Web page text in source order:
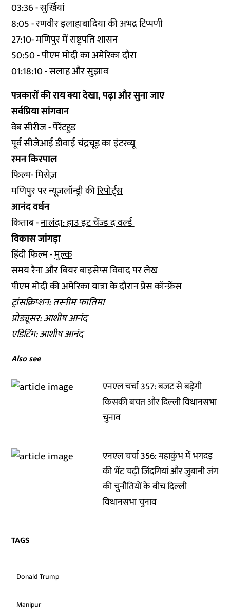
03:36 - सुर्खियां
8:05 - रणवीर इलाहाबादिया की अभद्र टिप्पणी
27:10- मणिपुर में राष्ट्रपति शासन
50:50 - पीएम मोदी का अमेरिका दौरा
01:18:10 - सलाह और सुझाव
पत्रकारों की राय क्या देखा, पढ़ा और सुना जाए
सर्वप्रिया सांगवान
वेब सीरीज -पेरेंटहुड
पूर्व सीजेआई डीवाई चंद्रचूड़ काइंटरव्यू
रमन किरपाल
फिल्म-मिसेज़
मणिपुर पर न्यूज़लॉन्ड्री कीरिपोर्ट्स
आनंद वर्धन
किताब -नालंदा: हाउ इट चेंज्ड द वर्ल्ड
विकास जांगड़ा
हिंदी फिल्म -मुल्क
समय रैना और बियर बाइसेप्स विवाद परलेख
पीएम मोदी की अमेरिका यात्रा के दौरानप्रेस कॉन्फ्रेंस
ट्रांसक्रिप्शन: तस्नीम फातिमा
प्रोड्यूसर: आशीष आनंद
एडिटिंग: आशीष आनंद
Also see
एनएल चर्चा 357: बजट से बढ़ेगी
किसकी बचत और दिल्ली विधानसभा
चुनाव
एनएल चर्चा 356: महाकुंभ में भगदड़
की भेंट चढ़ी जिंदगियां और जुबानी जंग
की चुनौतियों के बीच दिल्ली
विधानसभा चुनाव
TAGS
Donald Trump
Manipur